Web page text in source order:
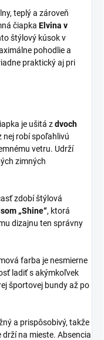
teplý a zároveň
čiapka Elvina v
štýlový kúsok v
pohodlie a
praktický aj pri
je ušitá zdvoch
nej robí spoľahlivú
vetru. Udrží
zimných
zdobí štýlová
„Shine“, ktorá
dizajnu ten správny
farba je nesmierne
ladiť s akýmkoľvek
športovej bundy až po
a prispôsobivý, takže
na mieste. Absencia